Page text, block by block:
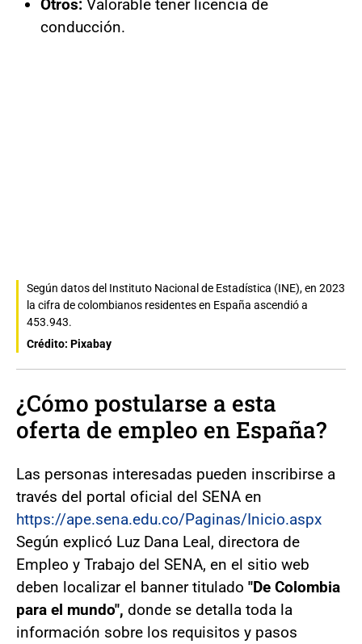
Otros: Valorable tener licencia de
conducción.
Según datos del Instituto Nacional de Estadística (INE), en 2023
la cifra de colombianos residentes en España ascendió a
453.943.
Crédito: Pixabay
¿Cómo postularse a esta
oferta de empleo en España?
Las personas interesadas pueden inscribirse a
través del portal oficial del SENA en
https://ape.sena.edu.co/Paginas/Inicio.aspx
Según explicó Luz Dana Leal, directora de
Empleo y Trabajo del SENA, en el sitio web
deben localizar el banner titulado "De Colombia
para el mundo", donde se detalla toda la
información sobre los requisitos y pasos